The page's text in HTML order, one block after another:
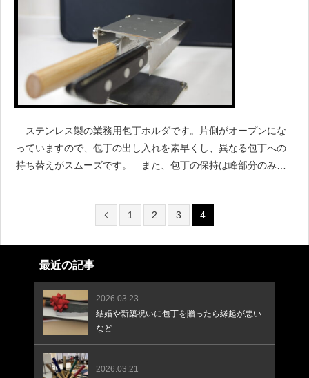
ステンレス製の業務用包丁ホルダです。片側がオープンにな
っていますので、包丁の出し入れを素早くし、異なる包丁への
持ち替えがスムーズです。 また、包丁の保持は峰部分のみ
で、刃先に触れず衛生的です。
1 2 3 4
最近の記事
2026.03.23
結婚や新築祝いに包丁を贈ったら縁起が悪い
など
2026.03.21